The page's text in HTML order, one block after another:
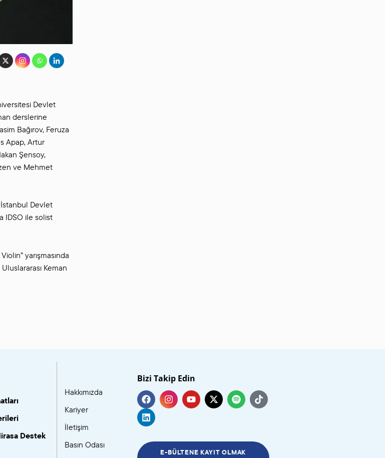
Devlet
derslerine
Bağırov, Feruza
Apap, Artur
Şensoy,
ve Mehmet
İstanbul Devlet
IDSO ile solist
yarışmasında
Keman
Destek
Hakkımızda
Kariyer
İletişim
Basın Odası
Bizi Takip Edin
E-BÜLTENE KAYIT OLMAK